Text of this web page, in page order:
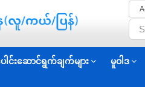
ေါင်းဆောင်ရွက်ချက်များ မူဝါဒ